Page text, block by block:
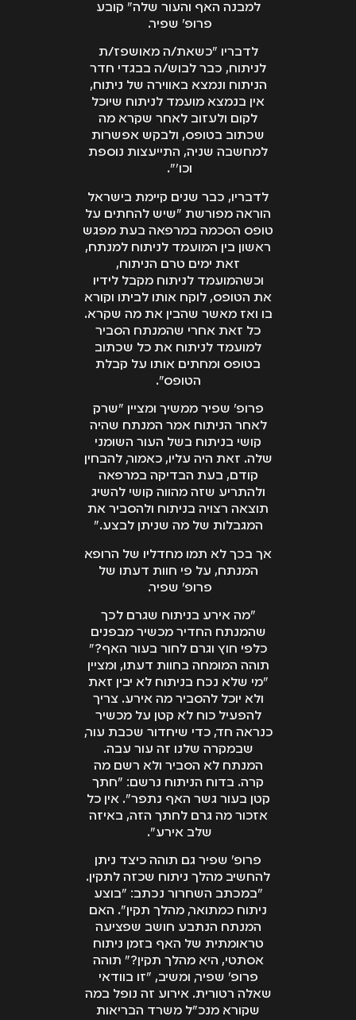
למבנה האף והעור שלה" קובע
פרופ' שפיר.
לדבריו "כשאת/ה מאושפז/ת
לניתוח, כבר לבוש/ה בבגדי חדר
הניתוח ונמצא באווירה של ניתוח,
אין בנמצא מועמד לניתוח שיוכל
לקום ולעזוב לאחר שקרא מה
שכתוב בטופס, ולבקש אפשרות
למחשבה שניה, התייעצות נוספת
וכו'".
לדבריו, כבר שנים קיימת בישראל
הוראה מפורשת "שיש להחתים על
טופס הסכמה במרפאה בעת מפגש
ראשון בין המועמד לניתוח למנתח,
זאת ימים טרם הניתוח,
וכשהמועמד לניתוח מקבל לידיו
את הטופס, לוקח אותו לביתו וקורא
בו ואז מאשר שהבין את מה שקרא.
כל זאת אחרי שהמנתח הסביר
למועמד לניתוח את כל שכתוב
בטופס ומחתים אותו על קבלת
הטופס".
פרופ' שפיר ממשיך ומציין "שרק
לאחר הניתוח אמר המנתח שהיה
קושי בניתוח בשל העור השומני
שלה. זאת היה עליו, כאמור, להבחין
קודם, בעת הבדיקה במרפאה
ולהתריע שזה מהווה קושי להשיג
תוצאה רצויה בניתוח ולהסביר את
המגבלות של מה שניתן לבצע."
אך בכך לא תמו מחדליו של הרופא
המנתח, על פי חוות דעתו של
פרופ' שפיר.
"מה אירע בניתוח שגרם לכך
שהמנתח החדיר מכשיר מבפנים
כלפי חוץ וגרם לחור בעור האף?"
תוהה המומחה בחוות דעתו, ומציין
"מי שלא נכח בניתוח לא יבין זאת
ולא יוכל להסביר מה אירע. צריך
להפעיל כוח לא קטן על מכשיר
כנראה חד, כדי שיחדור שכבת עור,
שבמקרה שלנו זה עור עבה.
המנתח לא הסביר ולא רשם מה
קרה. בדוח הניתוח נרשם: "חתך
קטן בעור גשר האף נתפר". אין כל
אזכור מה גרם לחתך הזה, באיזה
שלב אירע".
פרופ' שפיר גם תוהה כיצד ניתן
להחשיב מהלך ניתוח שכזה לתקין.
"במכתב השחרור נכתב: "בוצע
ניתוח כמתואר, מהלך תקין". האם
המנתח הנתבע חושב שפציעה
טראומתית של האף בזמן ניתוח
אסתטי, היא מהלך תקין?" תוהה
פרופ' שפיר, ומשיב, "זו בוודאי
שאלה רטורית. אירוע זה נופל במה
שקורא מנכ"ל משרד הבריאות